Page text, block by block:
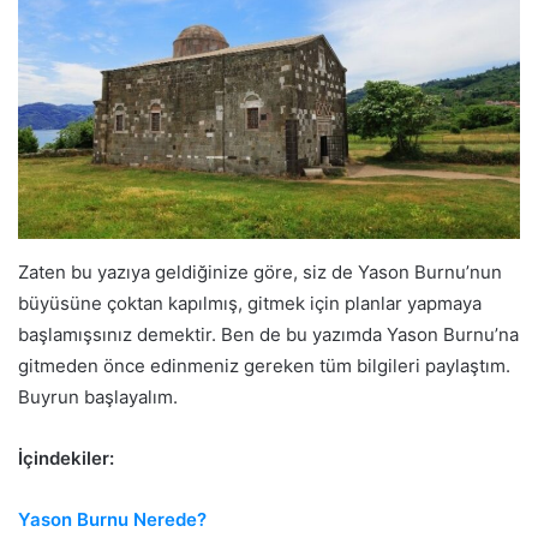
Zaten bu yazıya geldiğinize göre, siz de Yason Burnu’nun
büyüsüne çoktan kapılmış, gitmek için planlar yapmaya
başlamışsınız demektir. Ben de bu yazımda Yason Burnu’na
gitmeden önce edinmeniz gereken tüm bilgileri paylaştım.
Buyrun başlayalım.
İçindekiler:
Yason Burnu Nerede?